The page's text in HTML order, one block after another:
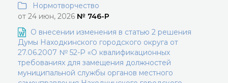
Нормотворчество
от 24 июн, 2026 № 746-Р
О внесении изменения в статью 2 решения
Думы Находкинского городского округа от
27.06.2007 № 52-Р «О квалификационных
требованиях для замещения должностей
муниципальной службы органов местного